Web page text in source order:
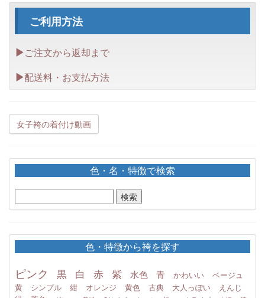
ご利用方法
ご注文から返却まで
配送料・お支払方法
女子袴の着付け動画
色・名・特徴で検索
色・特徴から袴を探す
ピンク 黒 白 赤 紫 水色 青 かわいい
ベージュ
黄
シンプル 紺 オレンジ 黄色 古典 大人っぽい
えんじ